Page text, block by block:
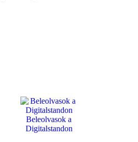
Beleolvasok a
Digitalstandon